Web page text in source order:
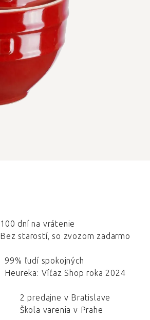
100 dní na vrátenie
Bez starostí, so zvozom zadarmo
99% ľudí spokojných
Heureka: Víťaz Shop roka 2024
2 predajne v Bratislave
Škola varenia v Prahe